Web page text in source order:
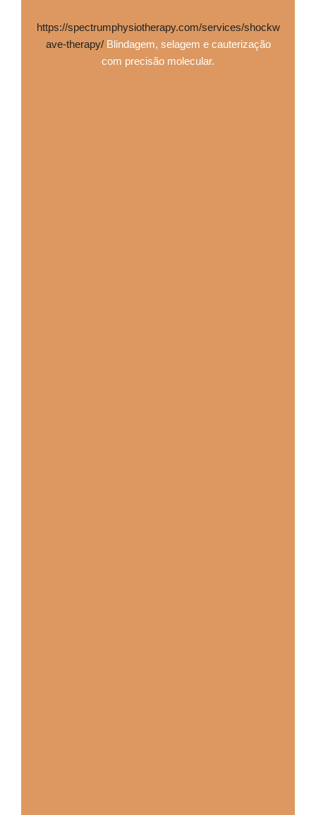
https://spectrumphysiotherapy.com/services/shockw
ave-therapy/ Blindagem, selagem e cauterização
com precisão molecular.